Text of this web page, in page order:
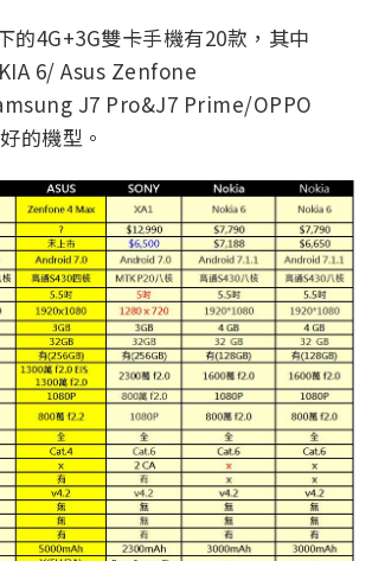
的4G+3G雙卡手機有20款，其中
6/ Asus Zenfone
J7 Pro&J7 Prime/OPPO
的機型。